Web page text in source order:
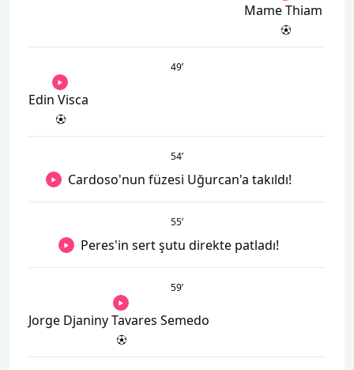
Mame Thiam
49’
Edin Visca
54’
Cardoso'nun füzesi Uğurcan'a takıldı!
55’
Peres'in sert şutu direkte patladı!
59’
Jorge Djaniny Tavares Semedo